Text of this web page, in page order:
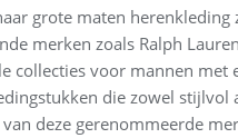
grote maten
merken zoals Ralph
collecties voor mannen
die zowel stijlvol
deze gerenommeerde